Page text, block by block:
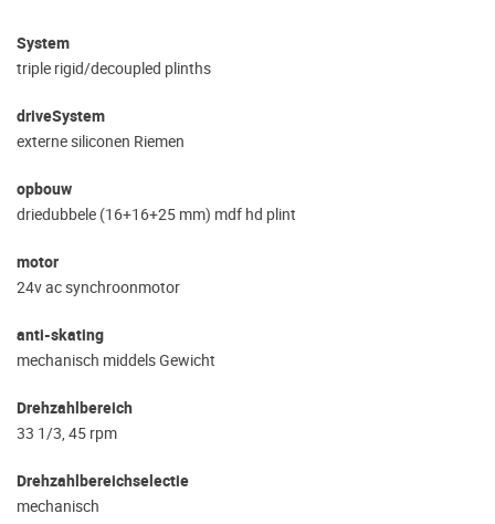
System
triple rigid/decoupled plinths
driveSystem
externe siliconen Riemen
opbouw
driedubbele (16+16+25 mm) mdf hd plint
motor
24v ac synchroonmotor
anti-skating
mechanisch middels Gewicht
Drehzahlbereich
33 1/3, 45 rpm
Drehzahlbereichselectie
mechanisch